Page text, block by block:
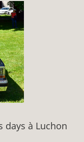
days à Luchon